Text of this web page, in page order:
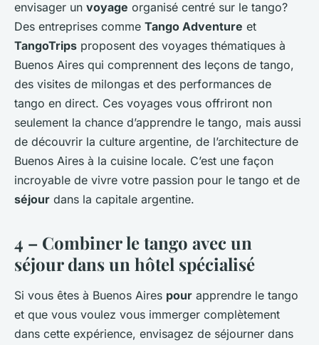
envisager un voyage organisé centré sur le tango?
Des entreprises comme Tango Adventure et
TangoTrips proposent des voyages thématiques à
Buenos Aires qui comprennent des leçons de tango,
des visites de milongas et des performances de
tango en direct. Ces voyages vous offriront non
seulement la chance d’apprendre le tango, mais aussi
de découvrir la culture argentine, de l’architecture de
Buenos Aires à la cuisine locale. C’est une façon
incroyable de vivre votre passion pour le tango et de
séjour dans la capitale argentine.
4 – Combiner le tango avec un
séjour dans un hôtel spécialisé
Si vous êtes à Buenos Aires pour apprendre le tango
et que vous voulez vous immerger complètement
dans cette expérience, envisagez de séjourner dans